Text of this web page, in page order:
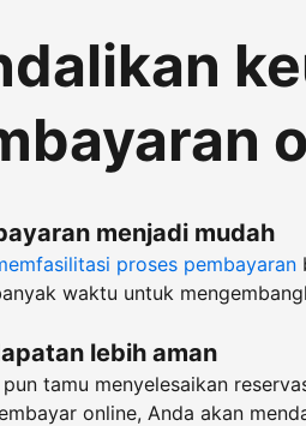
menjadi mudah
proses pembayaran
waktu untuk
lebih aman
pun tamu menyelesaikan
online, Anda akan